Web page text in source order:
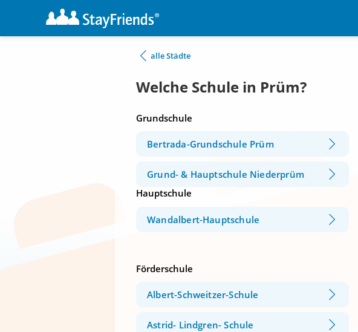
alle Städte
Welche Schule in Prüm?
Grundschule
Bertrada-Grundschule Prüm
Grund- & Hauptschule Niederprüm
Hauptschule
Wandalbert-Hauptschule
Förderschule
Albert-Schweitzer-Schule
Astrid- Lindgren- Schule